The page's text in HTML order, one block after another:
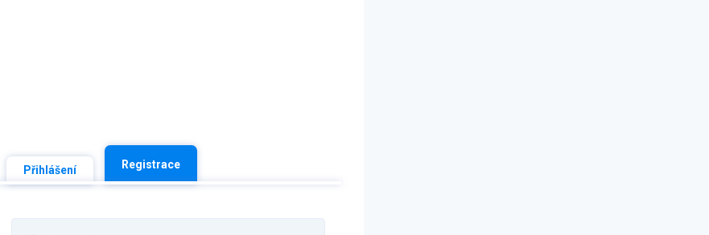
Přihlášení Registrace